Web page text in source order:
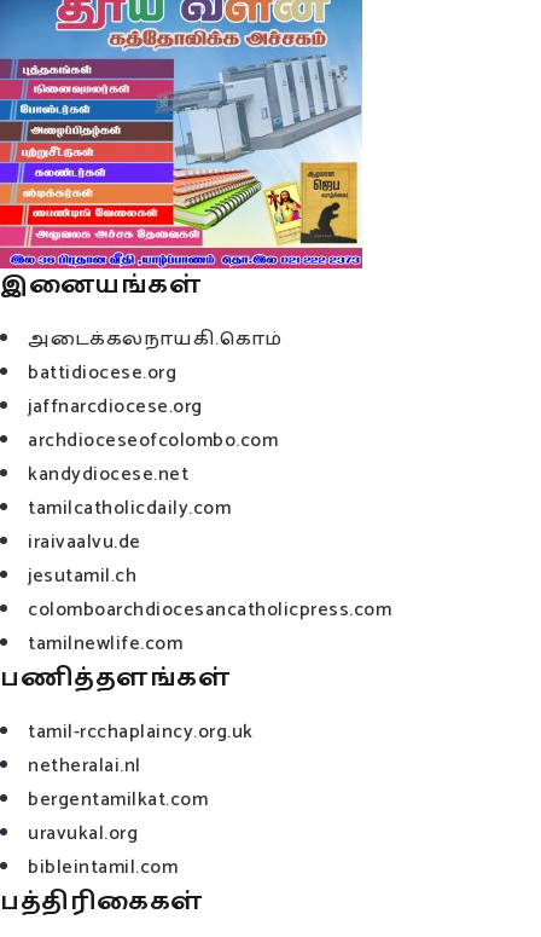
இனையங்கள்
அடைக்கலநாயகி.கொம்
battidiocese.org
jaffnarcdiocese.org
archdioceseofcolombo.com
kandydiocese.net
tamilcatholicdaily.com
iraivaalvu.de
jesutamil.ch
colomboarchdiocesancatholicpress.com
tamilnewlife.com
பணித்தளங்கள்
tamil-rcchaplaincy.org.uk
netheralai.nl
bergentamilkat.com
uravukal.org
bibleintamil.com
பத்திரிகைகள்